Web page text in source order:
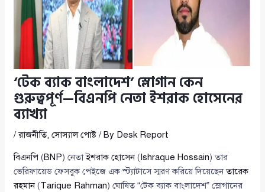
‘টেক ব্যাক বাংলাদেশ’ স্লোগান কেন
গুরুত্বপূর্ণ—বিএনপি নেতা ইশরাক হোসেনের
ব্যাখ্যা
/রাজনীতি,সোস্যাল পোষ্ট / By Desk Report
বিএনপি (BNP) নেতাইশরাক হোসেন(Ishraque Hossain) তার
ভেরিফায়েড ফেসবুক পেইজে এক স্ট্যাটাসে স্মরণ করিয়ে দিয়েছেনতারেক
রহমান(Tarique Rahman) ঘোষিত “টেক ব্যাক বাংলাদেশ” স্লোগানের